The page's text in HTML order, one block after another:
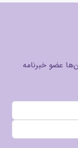
عضو خبرنامه